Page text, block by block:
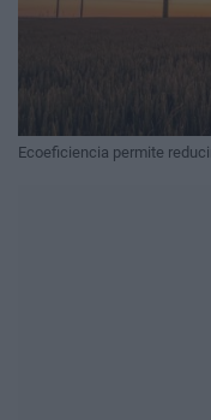
Ecoeficiencia permite